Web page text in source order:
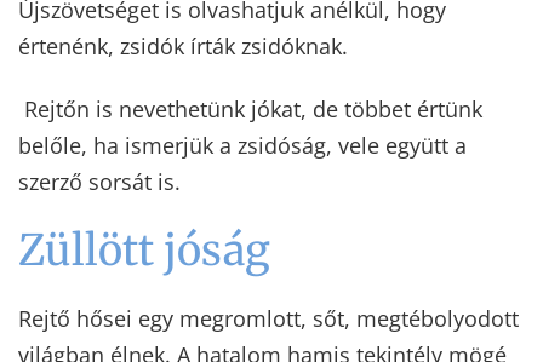
Újszövetséget is olvashatjuk anélkül, hogy
értenénk, zsidók írták zsidóknak.
Rejtőn is nevethetünk jókat, de többet értünk
belőle, ha ismerjük a zsidóság, vele együtt a
szerző sorsát is.
Züllött jóság
Rejtő hősei egy megromlott, sőt, megtébolyodott
világban élnek. A hatalom hamis tekintély mögé